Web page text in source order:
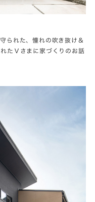
られた、憧れの吹き抜け＆
たＶさまに家づくりのお話